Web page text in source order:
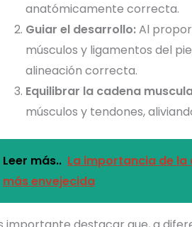
anatómicamente correcta.
Guiar el desarrollo:Al
músculos y ligamentos del
alineación correcta.
Equilibrar la cadena
músculos y tendones,
Leer más.. La importancia de
más envejecida